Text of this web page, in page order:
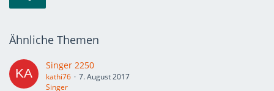
Ähnliche Themen
Singer 2250
kathi76
7. August 2017
Singer